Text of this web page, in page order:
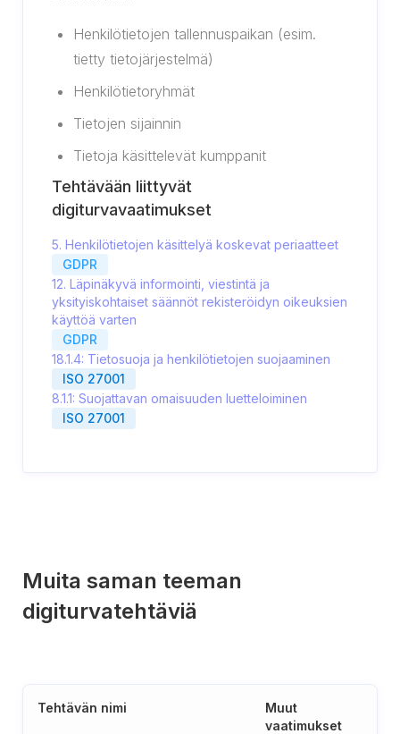
Henkilötietojen tallennuspaikan (esim.
tietty tietojärjestelmä)
Henkilötietoryhmät
Tietojen sijainnin
Tietoja käsittelevät kumppanit
Tehtävään liittyvät
digiturvavaatimukset
5. Henkilötietojen käsittelyä koskevat periaatteet
GDPR
12. Läpinäkyvä informointi, viestintä ja
yksityiskohtaiset säännöt rekisteröidyn oikeuksien
käyttöä varten
GDPR
18.1.4: Tietosuoja ja henkilötietojen suojaaminen
ISO 27001
8.1.1: Suojattavan omaisuuden luetteloiminen
ISO 27001
Muita saman teeman
digiturvatehtäviä
Tehtävän nimi
Muut
vaatimukset